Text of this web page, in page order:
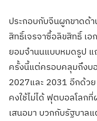
ประกอบกับจีนผูกขาดด้า
สิทธิ์เจรจาซื้อลิขสิทธิ์ เ
ยอมจำนนแบบหมดรูป แ
ครั้งนี้แต่ครอบคลุมถึงบ
2027และ 2031 อีกด้วย
คงใช้ไม่ได้ ฟุตบอลโลก
เสนอมา บวกกับรัฐบาล